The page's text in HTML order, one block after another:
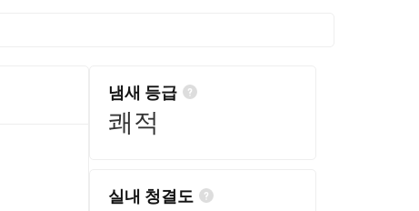
냄새 등급
쾌적
실내 청결도